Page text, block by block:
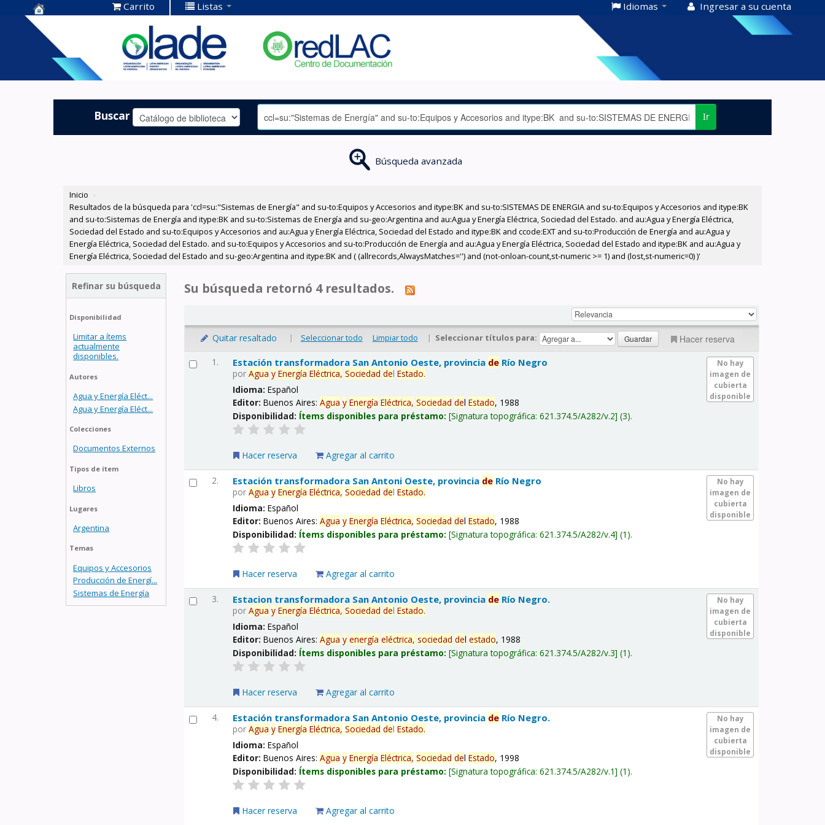
Centro de
Documentación
OLADE -
Carrito Listas Idiomas Ingresar a su cuenta
Buscar Ir
Búsqueda avanzada
Inicio ›
Resultados de la búsqueda para 'ccl=su:"Sistemas de Energía" and su-to:Equipos y Accesorios and itype:BK and su-to:SISTEMAS DE ENERGIA and su-to:Equipos y Accesorios and itype:BK
and su-to:Sistemas de Energía and itype:BK and su-to:Sistemas de Energía and su-geo:Argentina and au:Agua y Energía Eléctrica, Sociedad del Estado. and au:Agua y Energía Eléctrica,
Sociedad del Estado and su-to:Equipos y Accesorios and au:Agua y Energía Eléctrica, Sociedad del Estado and itype:BK and ccode:EXT and su-to:Producción de Energía and au:Agua y
Energía Eléctrica, Sociedad del Estado. and su-to:Equipos y Accesorios and su-to:Producción de Energía and au:Agua y Energía Eléctrica, Sociedad del Estado and itype:BK and au:Agua y
Energía Eléctrica, Sociedad del Estado and su-geo:Argentina and itype:BK and ( (allrecords,AlwaysMatches='') and (not-onloan-count,st-numeric >= 1) and (lost,st-numeric=0) )'
Refinar su búsqueda
Disponibilidad
Limitar a ítems
actualmente
disponibles.
Autores
Agua y Energía Eléct...
Agua y Energía Eléct...
Colecciones
Documentos Externos
Tipos de ítem
Libros
Lugares
Argentina
Temas
Equipos y Accesorios
Producción de Energí...
Sistemas de Energía
Su búsqueda retornó 4 resultados.
Quitar resaltado | Seleccionar todo Limpiar todo | Seleccionar títulos para: Hacer reserva
1.
No hay
imagen de
cubierta
disponible
Estación transformadora San Antonio Oeste, provincia de Río Negro
porAgua y Energía Eléctrica, Sociedad delEstado.
Idioma:Español
Editor:Buenos Aires:Agua y Energía Eléctrica, Sociedad delEstado, 1988
Disponibilidad: Ítems disponibles para préstamo: Signatura topográfica:621.374.5/A282/v.2 (3).
Hacer reserva Agregar al carrito
2.
No hay
imagen de
cubierta
disponible
Estación transformadora San Antoni Oeste, provincia de Río Negro
porAgua y Energía Eléctrica, Sociedad delEstado.
Idioma:Español
Editor:Buenos Aires:Agua y Energía Eléctrica, Sociedad delEstado, 1988
Disponibilidad: Ítems disponibles para préstamo: Signatura topográfica:621.374.5/A282/v.4 (1).
Hacer reserva Agregar al carrito
3.
No hay
imagen de
cubierta
disponible
Estacion transformadora San Antonio Oeste, provincia de Río Negro.
porAgua y Energía Eléctrica, Sociedad delEstado.
Idioma:Español
Editor:Buenos Aires:Agua y energía eléctrica, sociedad delestado, 1988
Disponibilidad: Ítems disponibles para préstamo: Signatura topográfica:621.374.5/A282/v.3 (1).
Hacer reserva Agregar al carrito
4.
No hay
imagen de
cubierta
disponible
Estación transformadora San Antonio Oeste, provincia de Río Negro.
porAgua y Energía Eléctrica, Sociedad delEstado.
Idioma:Español
Editor:Buenos Aires:Agua y Energía Eléctrica, Sociedad delEstado, 1998
Disponibilidad: Ítems disponibles para préstamo: Signatura topográfica:621.374.5/A282/v.1 (1).
Hacer reserva Agregar al carrito